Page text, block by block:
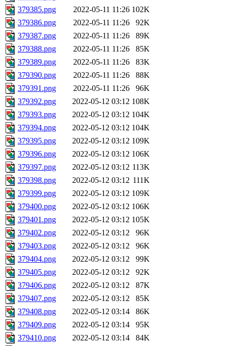
379385.png
2022-05-11 11:26 102K
379386.png
2022-05-11 11:26
92K
379387.png
2022-05-11 11:26
89K
379388.png
2022-05-11 11:26
85K
379389.png
2022-05-11 11:26
83K
379390.png
2022-05-11 11:26
88K
379391.png
2022-05-11 11:26
96K
379392.png
2022-05-12 03:12 108K
379393.png
2022-05-12 03:12 104K
379394.png
2022-05-12 03:12 104K
379395.png
2022-05-12 03:12 109K
379396.png
2022-05-12 03:12 106K
379397.png
2022-05-12 03:12 113K
379398.png
2022-05-12 03:12 111K
379399.png
2022-05-12 03:12 109K
379400.png
2022-05-12 03:12 106K
379401.png
2022-05-12 03:12 105K
379402.png
2022-05-12 03:12
96K
379403.png
2022-05-12 03:12
96K
379404.png
2022-05-12 03:12
99K
379405.png
2022-05-12 03:12
92K
379406.png
2022-05-12 03:12
87K
379407.png
2022-05-12 03:12
85K
379408.png
2022-05-12 03:14
86K
379409.png
2022-05-12 03:14
95K
379410.png
2022-05-12 03:14
84K